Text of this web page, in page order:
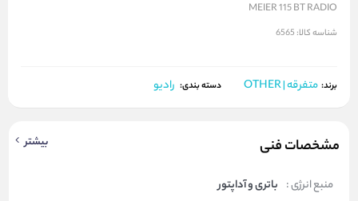
MEIER 115 BT RADIO
شناسه کالا: 6565
برند: متفرقه | OTHER دسته بندی: رادیو
مشخصات فنی بیشتر
منبع انرژی : باتری و آداپتور